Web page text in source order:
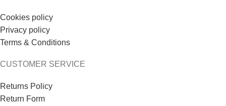
Cookies policy
Privacy policy
Terms & Conditions
CUSTOMER SERVICE
Returns Policy
Return Form